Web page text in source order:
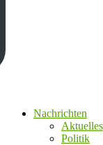
Nachrichten
Aktuelles
Politik